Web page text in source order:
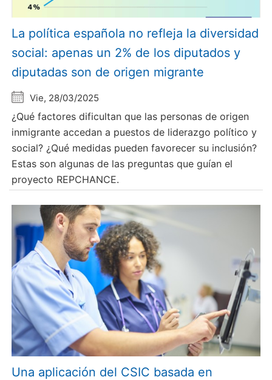
La política española no refleja la diversidad
social: apenas un 2% de los diputados y
diputadas son de origen migrante
Vie, 28/03/2025
¿Qué factores dificultan que las personas de origen
inmigrante accedan a puestos de liderazgo político y
social? ¿Qué medidas pueden favorecer su inclusión?
Estas son algunas de las preguntas que guían el
proyecto REPCHANCE.
Una aplicación del CSIC basada en